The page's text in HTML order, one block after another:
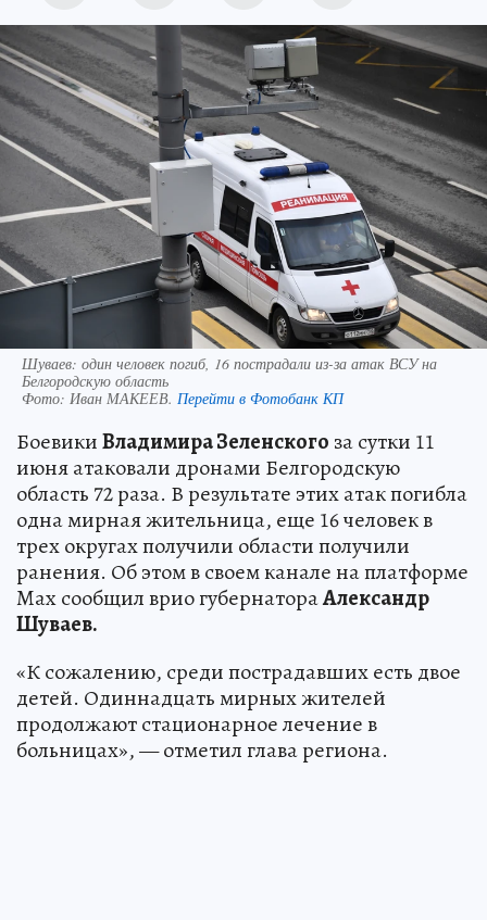
Шуваев: один человек погиб, 16 пострадали из-за атак ВСУ на
Белгородскую область
Фото: Иван МАКЕЕВ. Перейти в Фотобанк КП
БоевикиВладимира Зеленского за сутки 11
июня атаковали дронами Белгородскую
область 72 раза. В результате этих атак погибла
одна мирная жительница, еще 16 человек в
трех округах получили области получили
ранения. Об этом в своем канале на платформе
Max сообщил врио губернатораАлександр
Шуваев.
«К сожалению, среди пострадавших есть двое
детей. Одиннадцать мирных жителей
продолжают стационарное лечение в
больницах», — отметил глава региона.